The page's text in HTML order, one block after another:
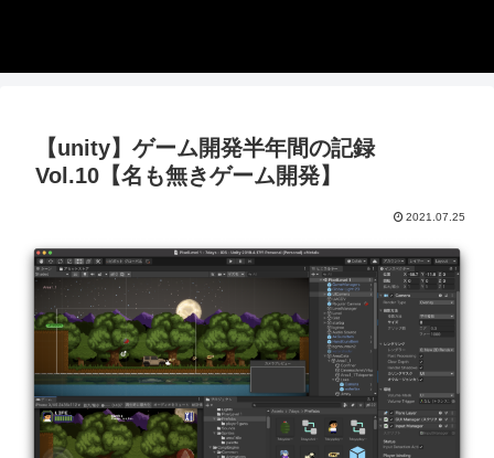
【unity】ゲーム開発半年間の記録
Vol.10【名も無きゲーム開発】
2021.07.25